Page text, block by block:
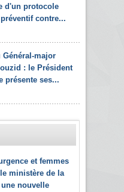
d'un protocole
contre...
Général-major
: le Président
présente ses...
et femmes
ministère de la
nouvelle